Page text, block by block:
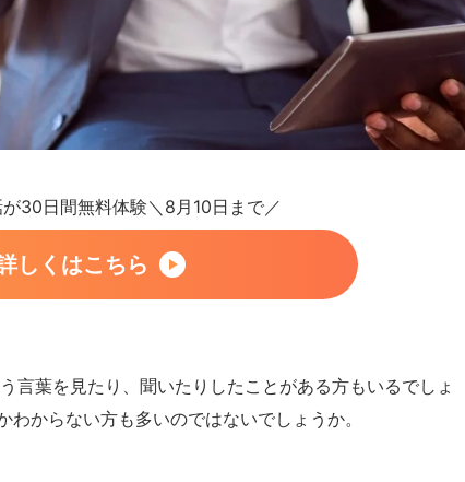
30日間無料体験＼8月10日まで／
しくはこちら
言葉を見たり、聞いたりしたことがある方もいるでしょ
からない方も多いのではないでしょうか。